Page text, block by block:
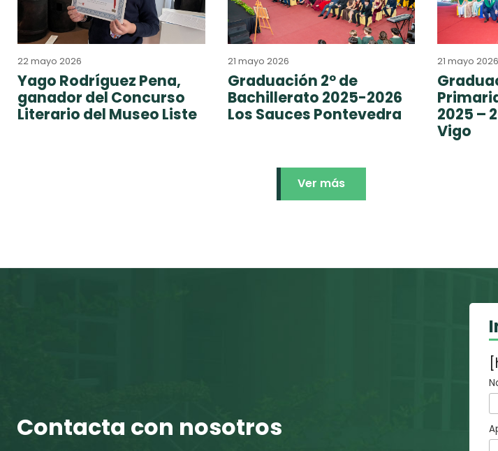
22 mayo 2026
Yago Rodríguez Pena,
ganador del Concurso
Literario del Museo Liste
21 mayo 2026
Graduación 2º de
Bachillerato 2025-2026
Los Sauces Pontevedra
21 mayo 2026
2025 –
Vigo
Ver más
Contacta con nosotros